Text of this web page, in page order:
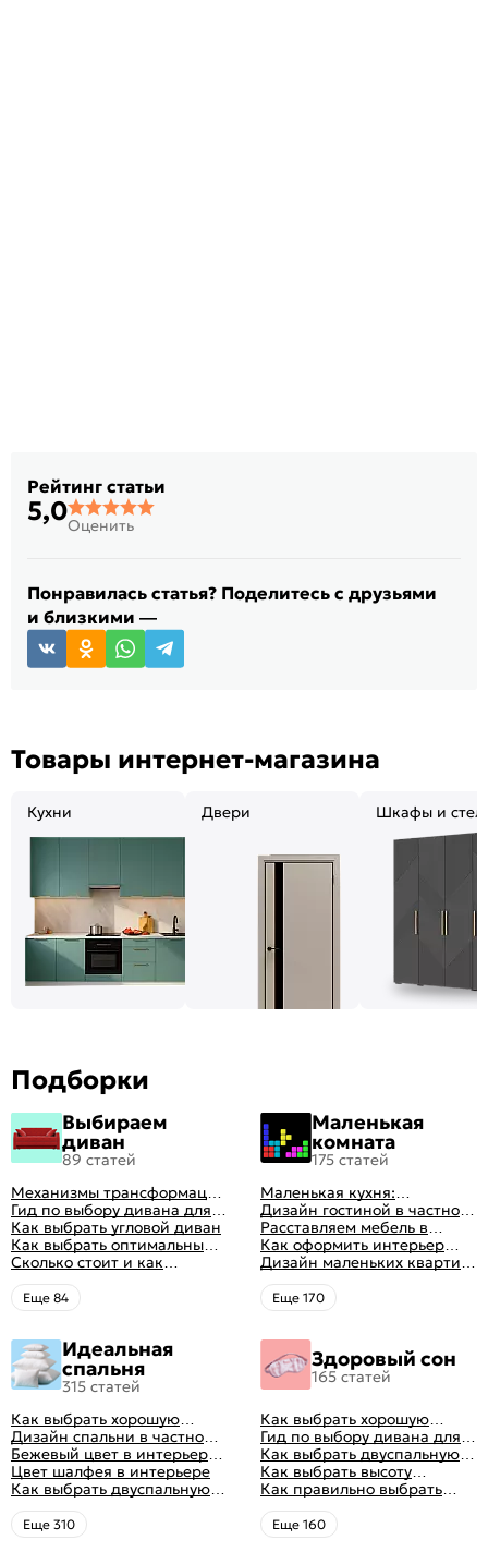
Рейтинг статьи
5,0Оценить
Понравилась статья? Поделитесь с друзьями
и близкими —
Товары интернет-магазина
Кухни Двери Шкафы и
Подборки
Выбираем
диван
89 статей
Механизмы трансформации
диванов: все виды,
особенности, плюсы и
минусы
Гид по выбору дивана для
сна
Как выбрать угловой диван
Как выбрать оптимальный
цвет стен в гостиной: 50
фото и идей оформления
Сколько стоит и как
перетянуть диван
Eще 84
Маленькая
комната
175 статей
Маленькая кухня:
планировка, стили, цвет и
рисунок, реальные фото
Дизайн гостиной в частном
доме: 50 вариантов с фото
Расставляем мебель в
гостиной: главные правила
рациональной планировки
Как оформить интерьер
однокомнатной квартиры:
47 классных идей с фото
Дизайн маленьких квартир:
10 идей для дизайна
интерьера с фото
Eще 170
Идеальная
спальня
315 статей
Как выбрать хорошую
кровать для сна
Дизайн спальни в частном
доме: множество идей
оформления идеальных
интерьеров
Бежевый цвет в интерьере
спальни 2024, 40 красивых
интерьеров с фото
Цвет шалфея в интерьере
Как выбрать двуспальную
кровать и матрас
правильно: советы и фото в
интерьере
Eще 310
Здоровый сон
165 статей
Как выбрать хорошую
кровать для сна
Гид по выбору дивана для
сна
Как выбрать двуспальную
кровать и матрас
правильно: советы и фото в
интерьере
Как выбрать высоту
матраса
Как правильно выбрать
ортопедический матрас
Eще 160